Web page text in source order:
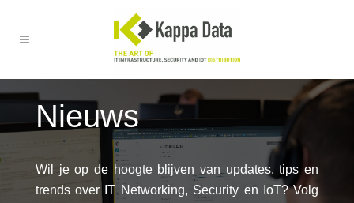
Nieuws
Wil je op de hoogte blijven van updates, tips en
trends over IT Networking, Security en IoT? Volg